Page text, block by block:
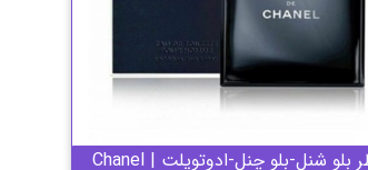
عطر بلو شنل-بلو چنل-ادوتویلت | Chanel